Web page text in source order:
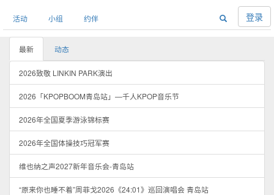
活动 小组 约伴 登录
最新 动态
2026致敬 LINKIN PARK演出
2026「KPOPBOOM青岛站」—千人KPOP音乐节
2026年全国夏季游泳锦标赛
2026年全国体操技巧冠军赛
维也纳之声2027新年音乐会-青岛站
“原来你也睡不着”周菲戈2026《24:01》巡回演唱会 青岛站